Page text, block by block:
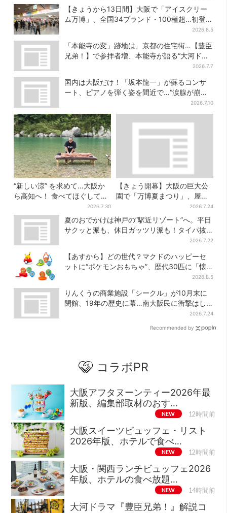
間限定でお得に
【きょうから13日間】大阪で「アイスクリー
ム万博」、全国34ブランド・100種超…初登場
2026.8.5
「本能寺の変」跡地は、京都の住宅街…【豊臣
兄弟！】で参拝者増、本能寺が語る“大河ドラ
2026.7.7
国内は大阪だけ！「坂本龍一」が蘇るコンサ
ート、ピアノを弾く姿を間近で…“涙腺が崩
2026.7.10
“新しい涼” を求めて…大阪か
ら高知へ！ 食べてほぐして
「仁淀ブルー」でととのう体
験旅【2026夏最新版】
2026.7.30
【きょう開幕】大阪の巨大公
園で「万博夏まつり」、屋台
グルメ＆幻想的イルミネーシ
ョン…計27日間開催
2026.7.24
夏のおでかけは神戸の”駅近リゾート”へ。平日
サクッと派も、休日ガッツリ派も！タイパ抜
2026.7.22
【あすから】どの世代？マクドのハッピーセ
ットに“ポケモンおもちゃ”、歴代30匹に「懐
2026.8.5
りんくうの商業施設「シークル」が10月末に
閉館、19年の歴史に幕…南大阪民に衝撃はし
2026.7.24
Recommended by
コラボPR
大阪アフタヌーンティー2026年最
新版、編集部取材のおす…
NEW 12時間前
大阪スイーツビュッフェ・リスト
2026年版、ホテルで食べ…
NEW 12時間前
大阪・関西ランチビュッフェ2026
年版、ホテルの食べ放題…
NEW 14時間前
大河ドラマ『豊臣兄弟！』解説コ